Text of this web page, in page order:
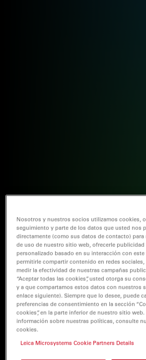
Nosotros y nuestros socios utilizamos cookies,
seguimiento y parte de los datos que usted nos
directamente (como sus datos de contacto) para
de uso de nuestro sitio web, ofrecerle
personalizado basado en su interacción con
permitirle compartir contenido en redes
medir la efectividad de nuestras campañas
“Aceptar todas las cookies”, usted otorga su
y a que compartamos estos datos con nuestros
enlace siguiente). Siempre que lo desee, puede
preferencias de consentimiento en la sección
cookies”, en la parte inferior de nuestro sitio web.
información sobre nuestras políticas, consulte
cookies.
Leica Microsystems Cookie Partners Details